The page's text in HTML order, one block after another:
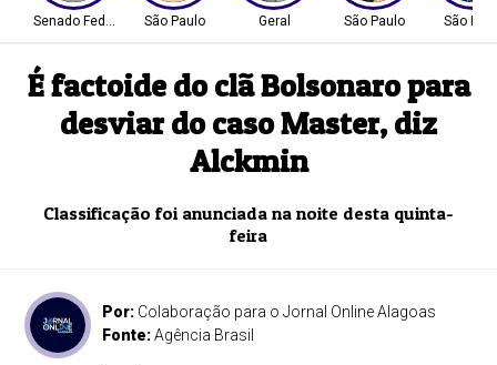
Senado Federal São Paulo Geral São Paulo São
É factoide do clã Bolsonaro para
desviar do caso Master, diz
Alckmin
Classificação foi anunciada na noite desta quinta-
feira
Por: Colaboração para o Jornal Online Alagoas
Fonte:Agência Brasil